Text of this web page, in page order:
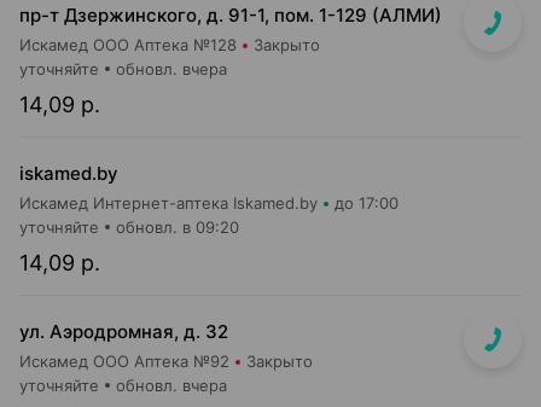
пр-т Дзержинского, д. 91-1, пом. 1-129 (АЛМИ)
Искамед ООО Аптека №128 Закрыто
14,09 р.
уточняйте обновл. вчера
iskamed.by
Искамед Интернет-аптека Iskamed.by до 17:00
14,09 р.
уточняйте обновл. в 09:20
ул. Аэродромная, д. 32
Искамед ООО Аптека №92 Закрыто
уточняйте обновл. вчера